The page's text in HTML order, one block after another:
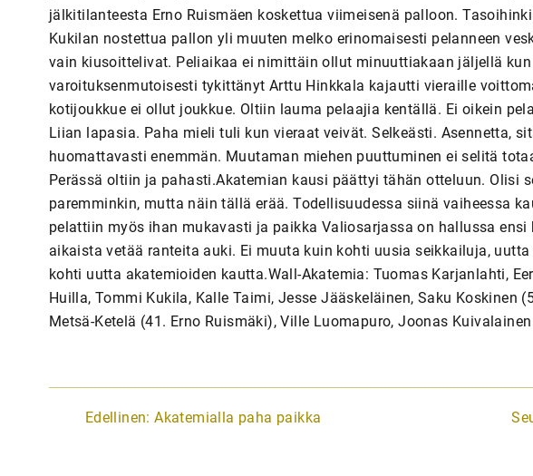
jälkitilanteesta Erno Ruismäen koskettua viimeisenä palloon.
Kukilan nostettua pallon yli muuten melko erinomaisesti pelanneen
vain kiusoittelivat. Peliaikaa ei nimittäin ollut minuuttiakaan jäljellä
varoituksenmutoisesti tykittänyt Arttu Hinkkala kajautti vieraille
kotijoukkue ei ollut joukkue. Oltiin lauma pelaajia kentällä. Ei oikein
Liian lapasia. Paha mieli tuli kun vieraat veivät. Selkeästi. Asennetta,
huomattavasti enemmän. Muutaman miehen puuttuminen ei selitä
Perässä oltiin ja pahasti.Akatemian kausi päättyi tähän otteluun. Olisi
paremminkin, mutta näin tällä erää. Todellisuudessa siinä vaiheessa
pelattiin myös ihan mukavasti ja paikka Valiosarjassa on hallussa
aikaista vetää ranteita auki. Ei muuta kuin kohti uusia seikkailuja,
kohti uutta akatemioiden kautta.Wall-Akatemia: Tuomas Karjanlahti,
Huilla, Tommi Kukila, Kalle Taimi, Jesse Jääskeläinen, Saku Koskinen
Metsä-Ketelä (41. Erno Ruismäki), Ville Luomapuro, Joonas Kuivalainen
A
Edellinen: Akatemialla paha paikka